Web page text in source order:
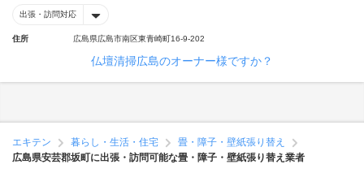
出張・訪問対応
住所 広島県広島市南区東青崎町16-9-202
仏壇清掃広島のオーナー様ですか？
エキテン 暮らし・生活・住宅
畳・障子・壁紙張り替え
広島県安芸郡坂町に出張・訪問可能な畳・障子・壁紙張り替え業者